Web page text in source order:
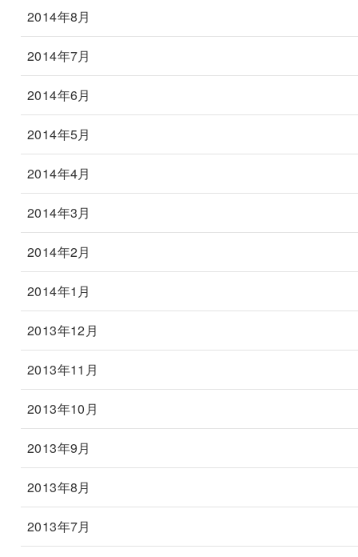
2014年8月
2014年7月
2014年6月
2014年5月
2014年4月
2014年3月
2014年2月
2014年1月
2013年12月
2013年11月
2013年10月
2013年9月
2013年8月
2013年7月